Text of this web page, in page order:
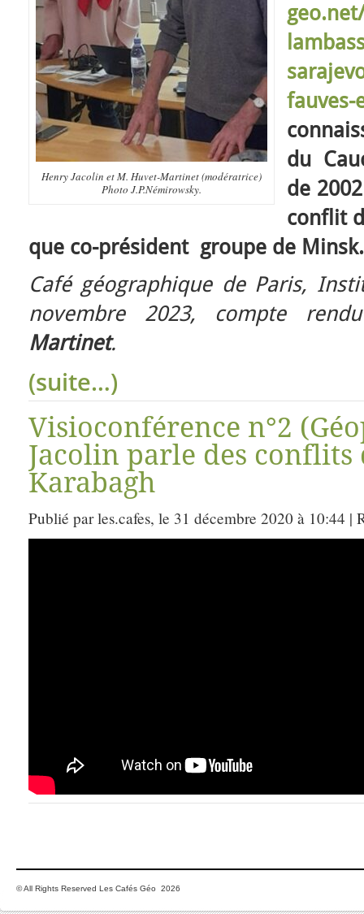
Henry Jacolin et M. Huvet-Martinet (modératrice)
Photo J.P.Némirowsky.
fauves-
du
de
conflit
que co-président groupe de Minsk.
Café géographique de Paris,
novembre 2023, compte
Martinet.
(suite…)
Visioconférence n°2
Jacolin parle des conflits
Karabagh
Publié par les.cafes, le 31 décembre 2020 à 10:44 |
© All Rights Reserved Les Cafés Géo 2026